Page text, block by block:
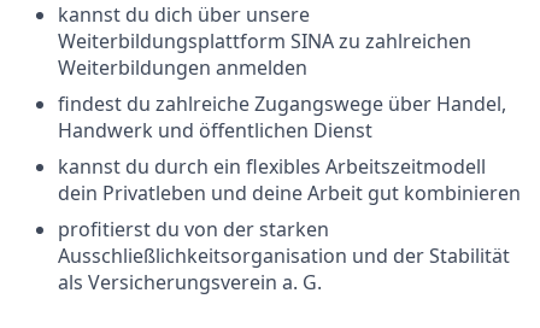
kannst du dich über unsere
Weiterbildungsplattform SINA zu zahlreichen
Weiterbildungen anmelden
findest du zahlreiche Zugangswege über Handel,
Handwerk und öffentlichen Dienst
kannst du durch ein flexibles Arbeitszeitmodell
dein Privatleben und deine Arbeit gut kombinieren
profitierst du von der starken
Ausschließlichkeitsorganisation und der Stabilität
als Versicherungsverein a. G.